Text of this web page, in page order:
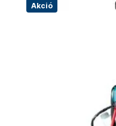
Akció